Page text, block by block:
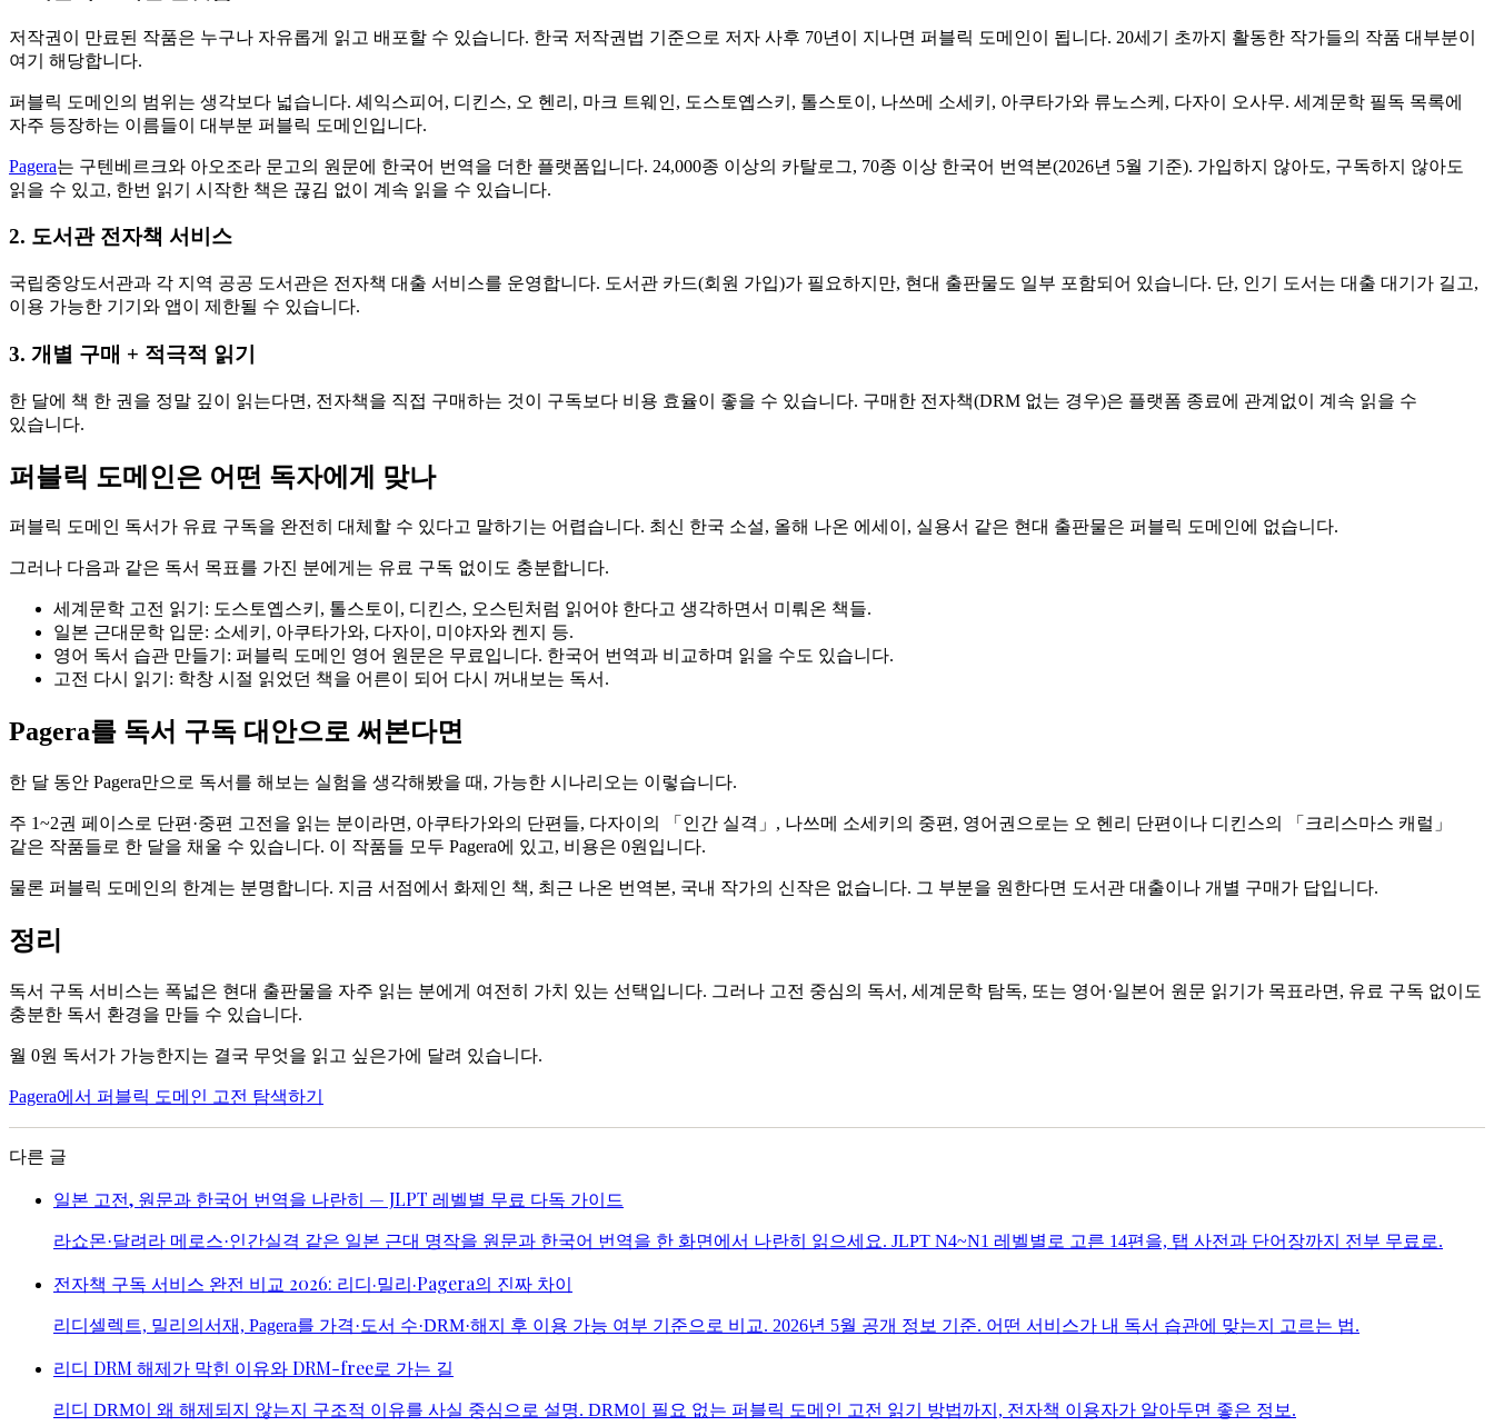
저작권이 만료된 작품은 누구나 자유롭게 읽고 배포할 수 있습니다. 한국 저작권법 기준으로 저자 사후 70년이 지나면 퍼블릭 도메인이 됩니다. 20세기 초까지 활동한 작가들의 작품 대부분이
여기 해당합니다.
퍼블릭 도메인의 범위는 생각보다 넓습니다. 셰익스피어, 디킨스, 오 헨리, 마크 트웨인, 도스토옙스키, 톨스토이, 나쓰메 소세키, 아쿠타가와 류노스케, 다자이 오사무. 세계문학 필독 목록에
자주 등장하는 이름들이 대부분 퍼블릭 도메인입니다.
Pagera는 구텐베르크와 아오조라 문고의 원문에 한국어 번역을 더한 플랫폼입니다. 24,000종 이상의 카탈로그, 70종 이상 한국어 번역본(2026년 5월 기준). 가입하지 않아도, 구독하지 않아도
읽을 수 있고, 한번 읽기 시작한 책은 끊김 없이 계속 읽을 수 있습니다.
2. 도서관 전자책 서비스
국립중앙도서관과 각 지역 공공 도서관은 전자책 대출 서비스를 운영합니다. 도서관 카드(회원 가입)가 필요하지만, 현대 출판물도 일부 포함되어 있습니다. 단, 인기 도서는 대출 대기가 길고,
이용 가능한 기기와 앱이 제한될 수 있습니다.
3. 개별 구매 + 적극적 읽기
한 달에 책 한 권을 정말 깊이 읽는다면, 전자책을 직접 구매하는 것이 구독보다 비용 효율이 좋을 수 있습니다. 구매한 전자책(DRM 없는 경우)은 플랫폼 종료에 관계없이 계속 읽을 수
있습니다.
퍼블릭 도메인은 어떤 독자에게 맞나
퍼블릭 도메인 독서가 유료 구독을 완전히 대체할 수 있다고 말하기는 어렵습니다. 최신 한국 소설, 올해 나온 에세이, 실용서 같은 현대 출판물은 퍼블릭 도메인에 없습니다.
그러나 다음과 같은 독서 목표를 가진 분에게는 유료 구독 없이도 충분합니다.
세계문학 고전 읽기: 도스토옙스키, 톨스토이, 디킨스, 오스틴처럼 읽어야 한다고 생각하면서 미뤄온 책들.
일본 근대문학 입문: 소세키, 아쿠타가와, 다자이, 미야자와 켄지 등.
영어 독서 습관 만들기: 퍼블릭 도메인 영어 원문은 무료입니다. 한국어 번역과 비교하며 읽을 수도 있습니다.
고전 다시 읽기: 학창 시절 읽었던 책을 어른이 되어 다시 꺼내보는 독서.
Pagera를 독서 구독 대안으로 써본다면
한 달 동안 Pagera만으로 독서를 해보는 실험을 생각해봤을 때, 가능한 시나리오는 이렇습니다.
주 1~2권 페이스로 단편·중편 고전을 읽는 분이라면, 아쿠타가와의 단편들, 다자이의 「인간 실격」, 나쓰메 소세키의 중편, 영어권으로는 오 헨리 단편이나 디킨스의 「크리스마스 캐럴」
같은 작품들로 한 달을 채울 수 있습니다. 이 작품들 모두 Pagera에 있고, 비용은 0원입니다.
물론 퍼블릭 도메인의 한계는 분명합니다. 지금 서점에서 화제인 책, 최근 나온 번역본, 국내 작가의 신작은 없습니다. 그 부분을 원한다면 도서관 대출이나 개별 구매가 답입니다.
정리
독서 구독 서비스는 폭넓은 현대 출판물을 자주 읽는 분에게 여전히 가치 있는 선택입니다. 그러나 고전 중심의 독서, 세계문학 탐독, 또는 영어·일본어 원문 읽기가 목표라면, 유료 구독 없이도
충분한 독서 환경을 만들 수 있습니다.
월 0원 독서가 가능한지는 결국 무엇을 읽고 싶은가에 달려 있습니다.
Pagera에서 퍼블릭 도메인 고전 탐색하기
다른 글
일본 고전, 원문과 한국어 번역을 나란히 — JLPT 레벨별 무료 다독 가이드
라쇼몬·달려라 메로스·인간실격 같은 일본 근대 명작을 원문과 한국어 번역을 한 화면에서 나란히 읽으세요. JLPT N4~N1 레벨별로 고른 14편을, 탭 사전과 단어장까지 전부 무료로.
전자책 구독 서비스 완전 비교 2026: 리디·밀리·Pagera의 진짜 차이
리디셀렉트, 밀리의서재, Pagera를 가격·도서 수·DRM·해지 후 이용 가능 여부 기준으로 비교. 2026년 5월 공개 정보 기준. 어떤 서비스가 내 독서 습관에 맞는지 고르는 법.
리디 DRM 해제가 막힌 이유와 DRM-free로 가는 길
리디 DRM이 왜 해제되지 않는지 구조적 이유를 사실 중심으로 설명. DRM이 필요 없는 퍼블릭 도메인 고전 읽기 방법까지, 전자책 이용자가 알아두면 좋은 정보.